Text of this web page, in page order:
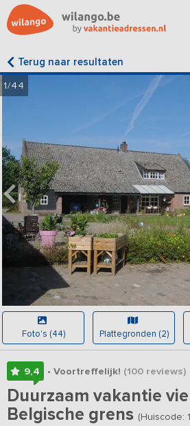
Terug naar resultaten
1/44
Foto's (44) Plattegronden (2)
9,4 • Voortreffelijk! (100reviews)
Duurzaam vakantie
Belgische grens (Huiscode: